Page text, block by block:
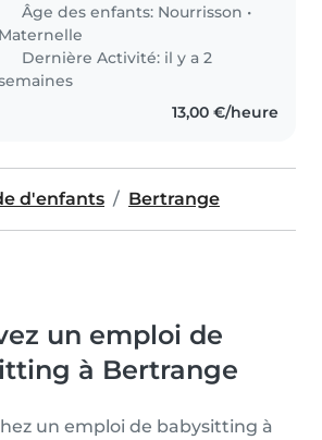
Âge des enfants: Nourrisson •
Maternelle
Dernière Activité: il y a 2
13,00 €/heure
d'enfants Bertrange
un emploi de
à Bertrange
un emploi de babysitting à